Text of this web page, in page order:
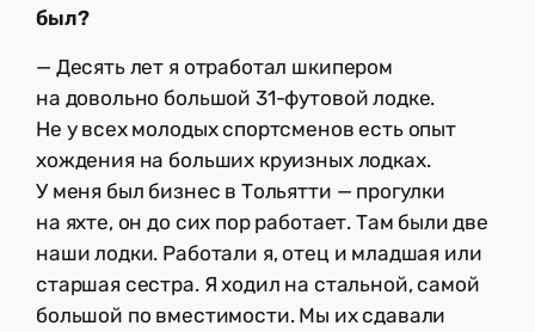
был?
— Десять лет я отработал шкипером
на довольно большой 31-футовой лодке.
Не у всех молодых спортсменов есть опыт
хождения на больших круизных лодках.
У меня был бизнес в Тольятти — прогулки
на яхте, он до сих пор работает. Там были две
наши лодки. Работали я, отец и младшая или
старшая сестра. Я ходил на стальной, самой
большой по вместимости. Мы их сдавали